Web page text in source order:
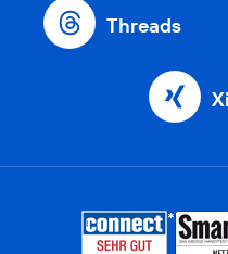
Threads